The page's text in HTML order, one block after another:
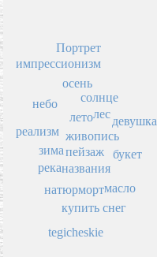
пейзаж
названия
живопись
лето
натюрморт
купить
солнце
лес
зима
осень
букет
масло
река
снег
tegicheskie
реализм
небо
импрессионизм
Портрет
девушка